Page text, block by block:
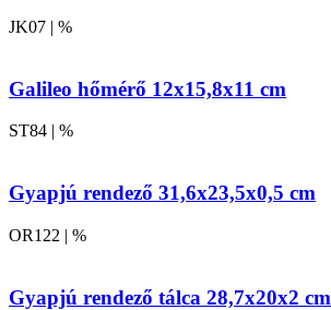
JK07 | %
Galileo hőmérő 12x15,8x11 cm
ST84 | %
Gyapjú rendező 31,6x23,5x0,5 cm
OR122 | %
Gyapjú rendező tálca 28,7x20x2 cm